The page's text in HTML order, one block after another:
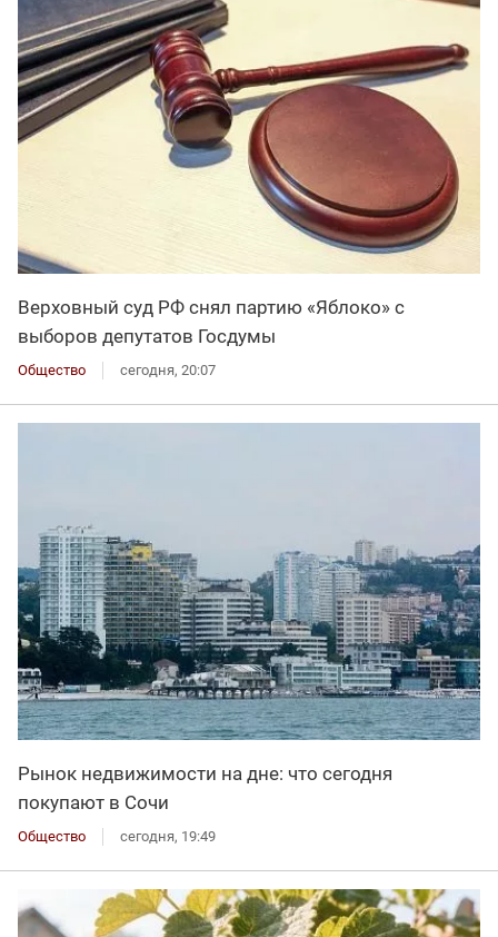
Верховный суд РФ снял партию «Яблоко» с
выборов депутатов Госдумы
Общество сегодня, 20:07
Рынок недвижимости на дне: что сегодня
покупают в Сочи
Общество сегодня, 19:49